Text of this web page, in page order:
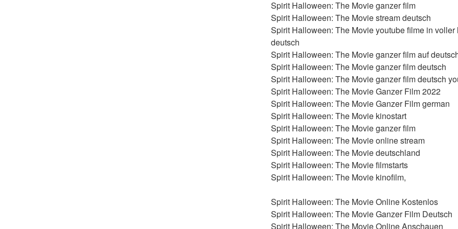
Spirit Halloween: The Movie ganzer film
Spirit Halloween: The Movie stream deutsch
Spirit Halloween: The Movie youtube filme in voller
deutsch
Spirit Halloween: The Movie ganzer film auf
Spirit Halloween: The Movie ganzer film deutsch
Spirit Halloween: The Movie ganzer film deutsch
Spirit Halloween: The Movie Ganzer Film 2022
Spirit Halloween: The Movie Ganzer Film german
Spirit Halloween: The Movie kinostart
Spirit Halloween: The Movie ganzer film
Spirit Halloween: The Movie online stream
Spirit Halloween: The Movie deutschland
Spirit Halloween: The Movie filmstarts
Spirit Halloween: The Movie kinofilm,
Spirit Halloween: The Movie Online Kostenlos
Spirit Halloween: The Movie Ganzer Film Deutsch
Spirit Halloween: The Movie Online Anschauen